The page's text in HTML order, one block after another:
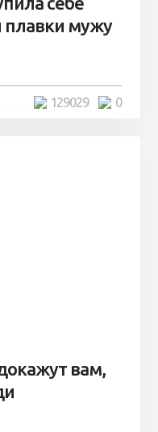
плавки мужу
0
129029
вам,